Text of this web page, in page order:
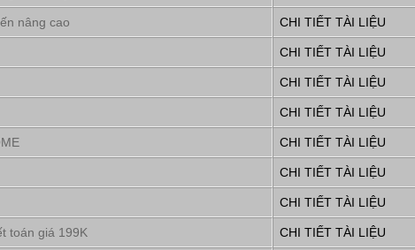
nâng cao CHI TIẾT TÀI LIỆU
CHI TIẾT TÀI LIỆU
CHI TIẾT TÀI LIỆU
CHI TIẾT TÀI LIỆU
CHI TIẾT TÀI LIỆU
CHI TIẾT TÀI LIỆU
CHI TIẾT TÀI LIỆU
toán giá 199K CHI TIẾT TÀI LIỆU